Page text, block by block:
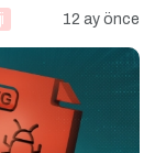
Aldı12 ay önce